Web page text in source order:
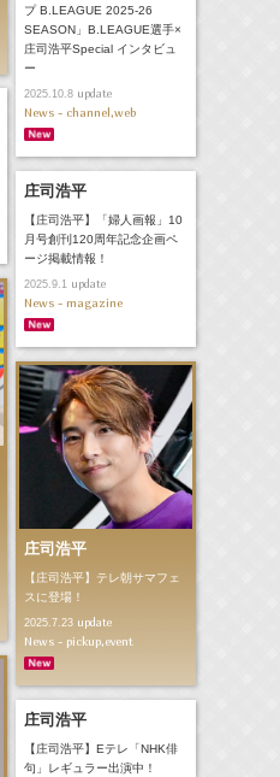
プ B.LEAGUE 2025-26
SEASON」B.LEAGUE選手×
庄司浩平Special インタビュ
ー
2025.10.8update
News - channel,web
庄司浩平
【庄司浩平】「婦人画報」10
月号創刊120周年記念企画ペ
ージ掲載情報！
2025.9.1update
News - magazine
庄司浩平
【庄司浩平】テレ朝サマフェ
スに登場！
2025.7.23update
News - pickup,event
庄司浩平
【庄司浩平】Eテレ「NHK俳
句」レギュラー出演中！